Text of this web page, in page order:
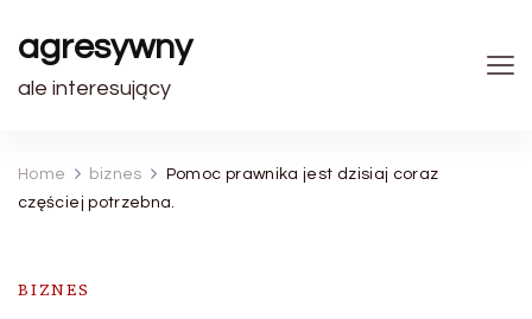
agresywny
ale interesujący
Home biznes
Pomoc prawnika jest dzisiaj coraz
częściej potrzebna.
BIZNES